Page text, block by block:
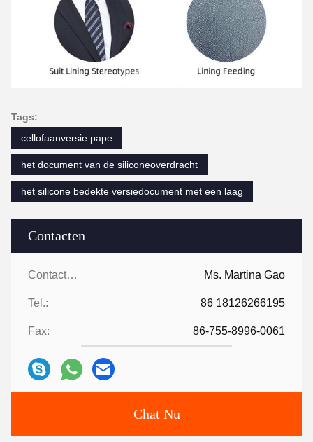
Contacten
Contacten: Ms. Martina Gao
Tel.: 86 18126266195
Fax: 86-755-8996-0061
Chat Nu
Tags:
cellofaanversie pape
het document van de siliconeoverdracht
het silicone bedekte versiedocument met een laag